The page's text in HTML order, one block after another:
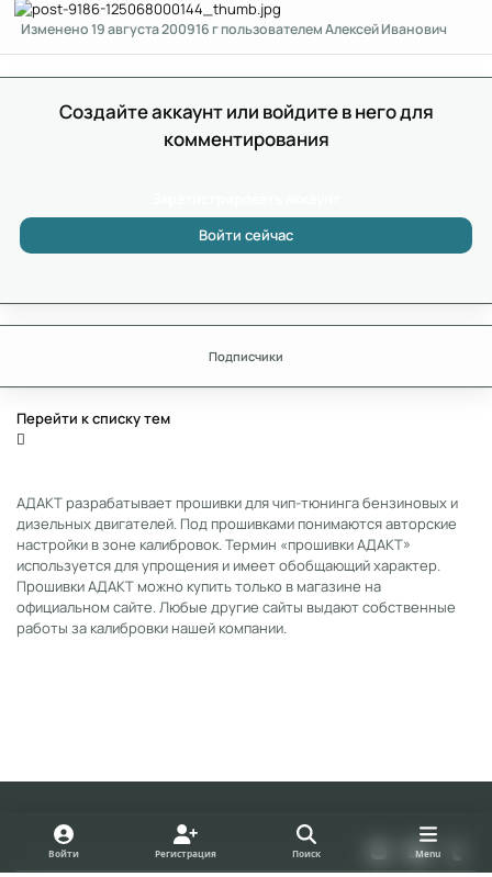
Изменено19 августа 200916 гпользователем Алексей Иванович
Создайте аккаунт или войдите в него для
комментирования
Войти сейчас
Подписчики
Перейти к списку тем
АДАКТ разрабатывает прошивки для чип-тюнинга бензиновых и
дизельных двигателей. Под прошивками понимаются авторские
настройки в зоне калибровок. Термин «прошивки АДАКТ»
используется для упрощения и имеет обобщающий характер.
Прошивки АДАКТ можно купить только в магазине на
официальном сайте. Любые другие сайты выдают собственные
работы за калибровки нашей компании.
Light ModeDark ModeSystem Preference
k
o
t
u
Войти Регистрация Поиск Menu